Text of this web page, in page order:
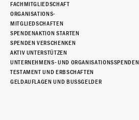
FACHMITGLIEDSCHAFT
ORGANISATIONS-
MITGLIEDSCHAFTEN
SPENDENAKTION STARTEN
SPENDEN VERSCHENKEN
AKTIV UNTERSTÜTZEN
UNTERNEHMENS- UND ORGANISATIONSSPENDEN
TESTAMENT UND ERBSCHAFTEN
GELDAUFLAGEN UND BUSSGELDER